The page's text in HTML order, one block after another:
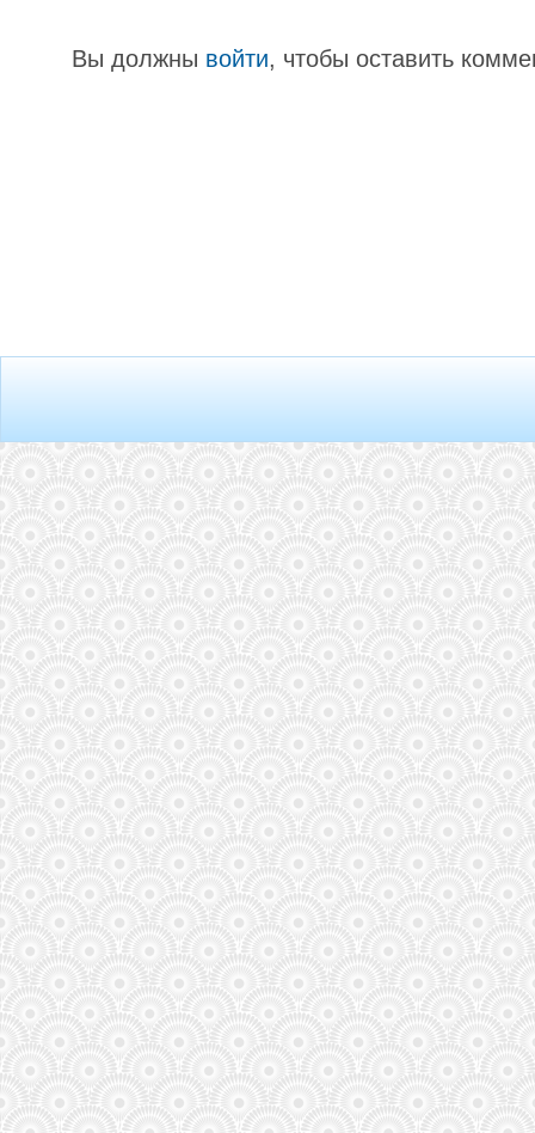
Вы должны войти, чтобы оставить